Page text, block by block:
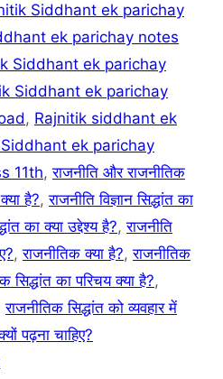
Siddhant ek parichay
ek parichay notes
Siddhant ek parichay
Siddhant ek parichay
, Rajnitik siddhant ek
ek parichay
11th,राजनीति और राजनीतिक
है?,राजनीति विज्ञान सिद्धांत का
का क्या उद्देश्य है?,राजनीति
,राजनीतिक क्या है?,राजनीतिक
सिद्धांत का परिचय क्या है?,
राजनीतिक सिद्धांत को व्यवहार में
पढ़ना चाहिए?